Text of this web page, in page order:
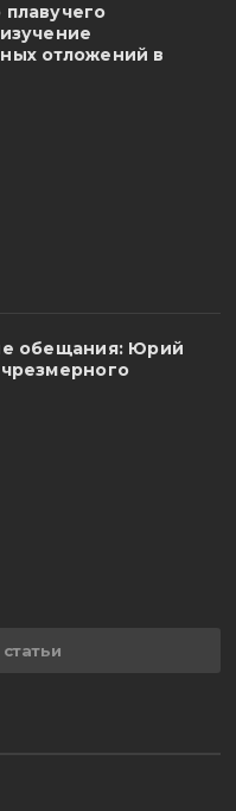
отложений в
обещания: Юрий